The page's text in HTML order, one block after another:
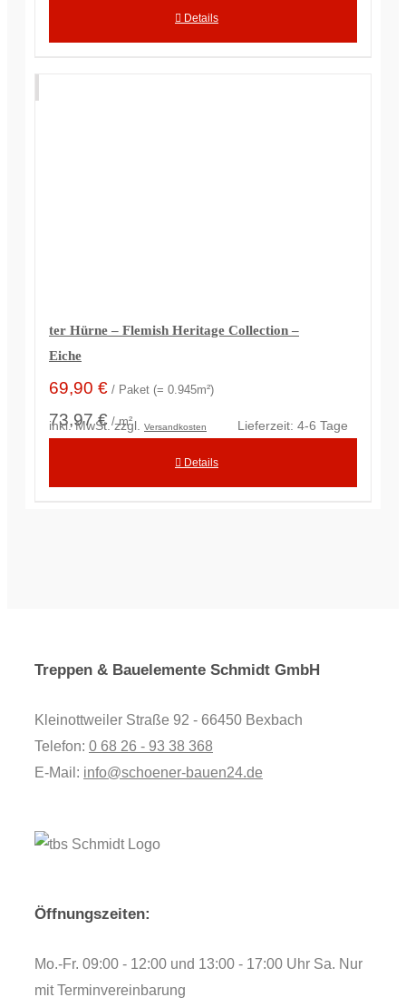
Details
ter Hürne – Flemish Heritage Collection –
Eiche
69,90 € / Paket (= 0.945m²)
73,97 € / m²
inkl. MwSt. zzgl. Versandkosten Lieferzeit: 4-6 Tage
Details
Treppen & Bauelemente Schmidt GmbH
Kleinottweiler Straße 92 - 66450 Bexbach
Telefon: 0 68 26 - 93 38 368
E-Mail: info@schoener-bauen24.de
Öffnungszeiten:
Mo.-Fr. 09:00 - 12:00 und 13:00 - 17:00 Uhr Sa. Nur
mit Terminvereinbarung